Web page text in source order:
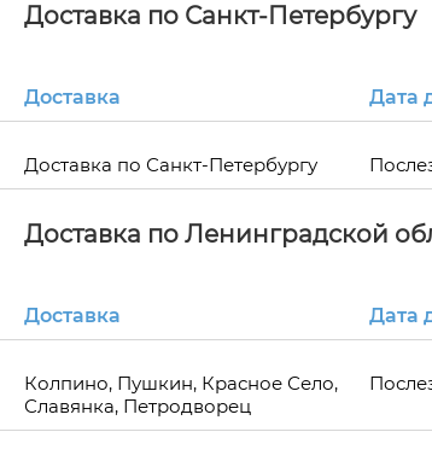
Доставка по Санкт-Петербургу
Доставка Дата
Доставка по Санкт-Петербургу
Доставка по Ленинградской
Доставка Дата
Колпино, Пушкин, Красное Село,
Славянка, Петродворец